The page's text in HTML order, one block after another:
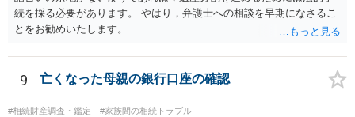
続を採る必要があります。 やはり，弁護士への相談を早期になさるこ
とをお勧めいたします。
9 亡くなった母親の銀行口座の確認
#相続財産調査・鑑定 #家族間の相続トラブル